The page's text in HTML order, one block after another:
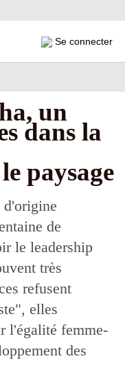
Se connecter
un
dans la
paysage
d'origine
de
le leadership
très
refusent
elles
l'égalité femme-
des